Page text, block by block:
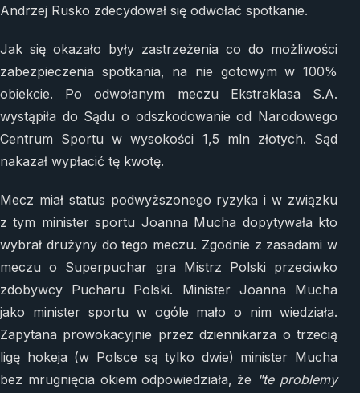
Andrzej Rusko zdecydował się odwołać spotkanie.
Jak się okazało były zastrzeżenia co do możliwości
zabezpieczenia spotkania, na nie gotowym w 100%
obiekcie. Po odwołanym meczu Ekstraklasa S.A.
wystąpiła do Sądu o odszkodowanie od Narodowego
Centrum Sportu w wysokości 1,5 mln złotych. Sąd
nakazał wypłacić tę kwotę.
Mecz miał status podwyższonego ryzyka i w związku
z tym minister sportu Joanna Mucha dopytywała kto
wybrał drużyny do tego meczu. Zgodnie z zasadami w
meczu o Superpuchar gra Mistrz Polski przeciwko
zdobywcy Pucharu Polski. Minister Joanna Mucha
jako minister sportu w ogóle mało o nim wiedziała.
Zapytana prowokacyjnie przez dziennikarza o trzecią
ligę hokeja (w Polsce są tylko dwie) minister Mucha
bez mrugnięcia okiem odpowiedziała, że "te problemy